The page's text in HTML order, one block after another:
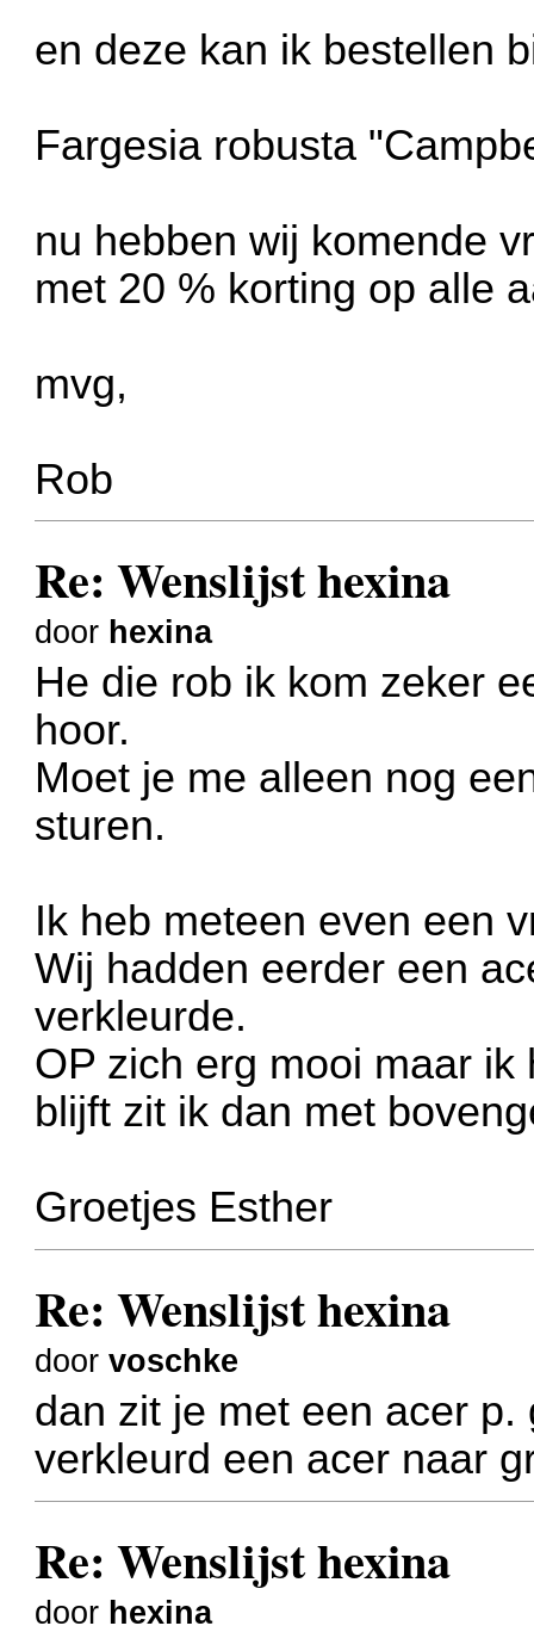
en deze kan ik bestellen
Fargesia robusta
nu hebben wij komende
met 20 % korting op alle
mvg,
Rob
Re: Wenslijst hexina
door hexina
He die rob ik kom zeker
hoor.
Moet je me alleen nog
sturen.
Ik heb meteen even een
Wij hadden eerder een
verkleurde.
OP zich erg mooi maar
blijft zit ik dan met
Groetjes Esther
Re: Wenslijst hexina
doorvoschke
dan zit je met een acer
verkleurd een acer naar
Re: Wenslijst hexina
door hexina